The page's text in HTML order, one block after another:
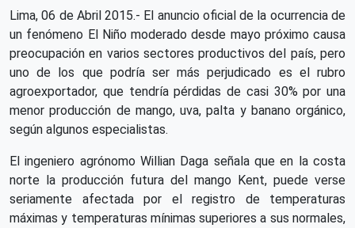
Lima, 06 de Abril 2015.- El anuncio oficial de la ocurrencia de
un fenómeno El Niño moderado desde mayo próximo causa
preocupación en varios sectores productivos del país, pero
uno de los que podría ser más perjudicado es el rubro
agroexportador, que tendría pérdidas de casi 30% por una
menor producción de mango, uva, palta y banano orgánico,
según algunos especialistas.
El ingeniero agrónomo Willian Daga señala que en la costa
norte la producción futura del mango Kent, puede verse
seriamente afectada por el registro de temperaturas
máximas y temperaturas mínimas superiores a sus normales,